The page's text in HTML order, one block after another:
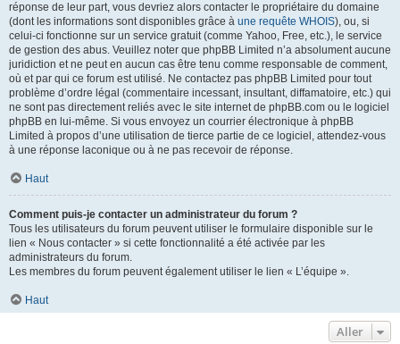
réponse de leur part, vous devriez alors contacter le propriétaire du domaine
(dont les informations sont disponibles grâce à une requête WHOIS), ou, si
celui-ci fonctionne sur un service gratuit (comme Yahoo, Free, etc.), le service
de gestion des abus. Veuillez noter que phpBB Limited n’a absolument aucune
juridiction et ne peut en aucun cas être tenu comme responsable de comment,
où et par qui ce forum est utilisé. Ne contactez pas phpBB Limited pour tout
problème d’ordre légal (commentaire incessant, insultant, diffamatoire, etc.) qui
ne sont pas directement reliés avec le site internet de phpBB.com ou le logiciel
phpBB en lui-même. Si vous envoyez un courrier électronique à phpBB
Limited à propos d’une utilisation de tierce partie de ce logiciel, attendez-vous
à une réponse laconique ou à ne pas recevoir de réponse.
Haut
Comment puis-je contacter un administrateur du forum ?
Tous les utilisateurs du forum peuvent utiliser le formulaire disponible sur le
lien « Nous contacter » si cette fonctionnalité a été activée par les
administrateurs du forum.
Les membres du forum peuvent également utiliser le lien « L’équipe ».
Haut
Aller